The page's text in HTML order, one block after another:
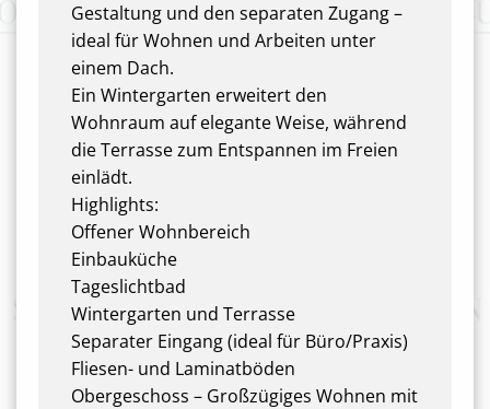
Gestaltung und den separaten Zugang –
ideal für Wohnen und Arbeiten unter
einem Dach.
Ein Wintergarten erweitert den
Wohnraum auf elegante Weise, während
die Terrasse zum Entspannen im Freien
einlädt.
Highlights:
Offener Wohnbereich
Einbauküche
Tageslichtbad
Wintergarten und Terrasse
Separater Eingang (ideal für Büro/Praxis)
Fliesen- und Laminatböden
Obergeschoss – Großzügiges Wohnen mit